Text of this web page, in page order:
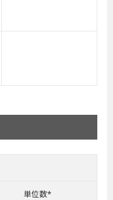
単位数*